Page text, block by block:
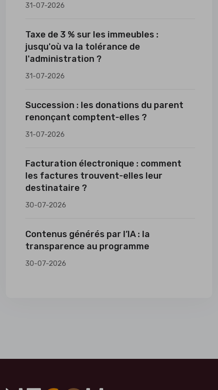
31-07-2026
Taxe de 3 % sur les immeubles :
jusqu'où va la tolérance de
l'administration ?
31-07-2026
Succession : les donations du parent
renonçant comptent-elles ?
31-07-2026
Facturation électronique : comment
les factures trouvent-elles leur
destinataire ?
30-07-2026
Contenus générés par l’IA : la
transparence au programme
30-07-2026